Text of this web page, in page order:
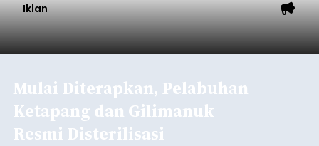
Iklan
Mulai Diterapkan, Pelabuhan
Ketapang dan Gilimanuk
Resmi Disterilisasi